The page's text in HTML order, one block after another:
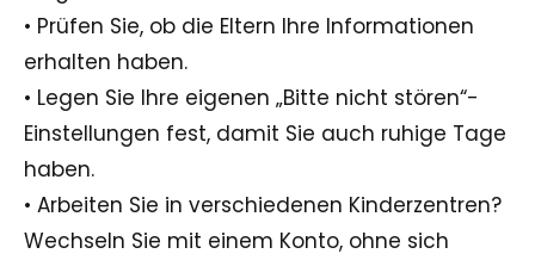
• Prüfen Sie, ob die Eltern Ihre Informationen
erhalten haben.
• Legen Sie Ihre eigenen „Bitte nicht stören“-
Einstellungen fest, damit Sie auch ruhige Tage
haben.
• Arbeiten Sie in verschiedenen Kinderzentren?
Wechseln Sie mit einem Konto, ohne sich